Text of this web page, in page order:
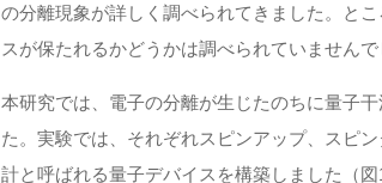
の分離現象が詳しく調べられてきました。と
スが保たれるかどうかは調べられていませんで
本研究では、電子の分離が生じたのちに量子
た。実験では、それぞれスピンアップ、スピ
計と呼ばれる量子デバイスを構築しました（